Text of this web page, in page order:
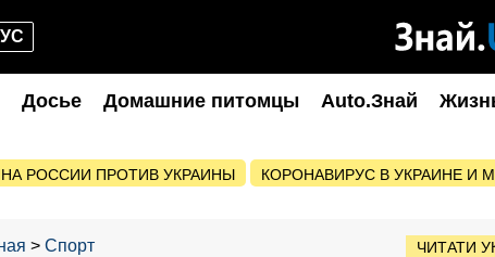
Досье Домашние питомцы Auto.Знай
РОССИИ ПРОТИВ УКРАИНЫ КОРОНАВИРУС В УКРАИНЕ И
Спорт ЧИТАТИ